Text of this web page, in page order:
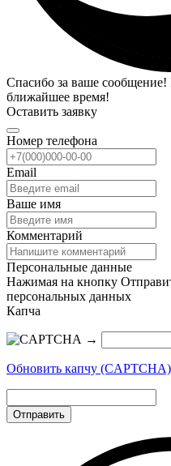
Спасибо за ваше
ближайшее время!
Оставить заявку
Номер телефона
Email
Ваше имя
Комментарий
Персональные данные
Нажимая на кнопку
персональных данных
Капча
→
Обновить капчу (CAPTCHA)
Отправить